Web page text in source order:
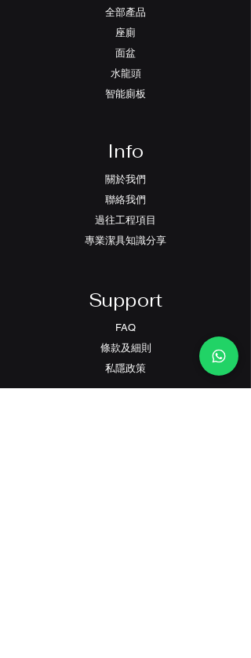
全部產品
座廁
面盆
水龍頭
智能廁板
Info
關於我們
聯絡我們
過往工程項目
專業潔具知識分享
Support
FAQ
條款及細則
​私隱政策